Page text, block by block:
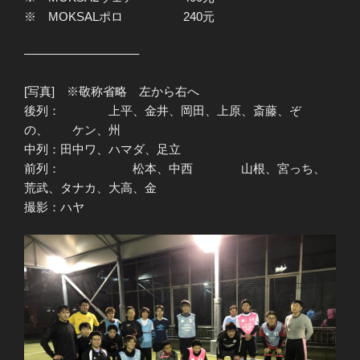
※ MOKSALポロ 240元
—————————–
[写真] ※敬称省略 左から右へ
後列： 上平、金井、岡田、上原、斎藤、ぞ
の、 ケン、州
中列：田中ワ、ハマダ、足立
前列： 松本、中西 山根、宮っち、
荒武、タナカ、大高、金
撮影：ハヤ